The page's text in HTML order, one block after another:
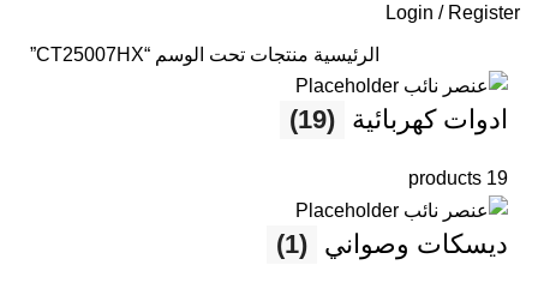
Login / Register
الرئيسية منتجات تحت الوسم “CT25007HX”
ادوات كهربائية (19)
19 products
ديسكات وصواني (1)